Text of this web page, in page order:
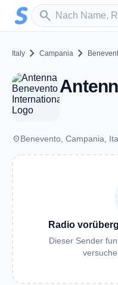
Zum Hauptinhalt springen
search
Sender suchen
Italy chevron_right Campania chevron_right
placeBenevento, Campania,
Radio
Dieser Sender